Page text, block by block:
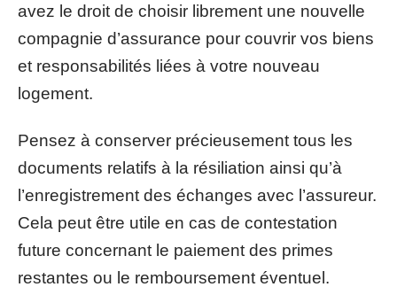
avez le droit de choisir librement une nouvelle
compagnie d’assurance pour couvrir vos biens
et responsabilités liées à votre nouveau
logement.
Pensez à conserver précieusement tous les
documents relatifs à la résiliation ainsi qu’à
l’enregistrement des échanges avec l’assureur.
Cela peut être utile en cas de contestation
future concernant le paiement des primes
restantes ou le remboursement éventuel.